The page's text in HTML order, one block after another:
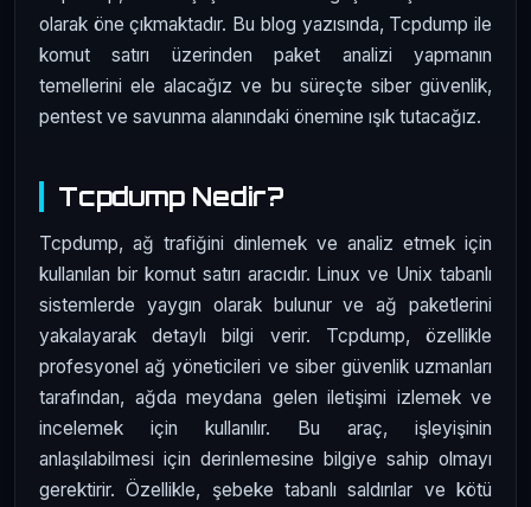
olarak öne çıkmaktadır. Bu blog yazısında, Tcpdump ile
komut satırı üzerinden paket analizi yapmanın
temellerini ele alacağız ve bu süreçte siber güvenlik,
pentest ve savunma alanındaki önemine ışık tutacağız.
Tcpdump Nedir?
Tcpdump, ağ trafiğini dinlemek ve analiz etmek için
kullanılan bir komut satırı aracıdır. Linux ve Unix tabanlı
sistemlerde yaygın olarak bulunur ve ağ paketlerini
yakalayarak detaylı bilgi verir. Tcpdump, özellikle
profesyonel ağ yöneticileri ve siber güvenlik uzmanları
tarafından, ağda meydana gelen iletişimi izlemek ve
incelemek için kullanılır. Bu araç, işleyişinin
anlaşılabilmesi için derinlemesine bilgiye sahip olmayı
gerektirir. Özellikle, şebeke tabanlı saldırılar ve kötü